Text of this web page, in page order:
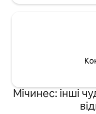
Мічинес: інші